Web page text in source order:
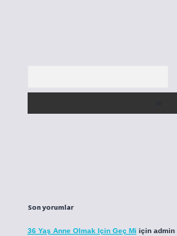
Son yorumlar
36 Yaş Anne Olmak Için Geç Mi için admin